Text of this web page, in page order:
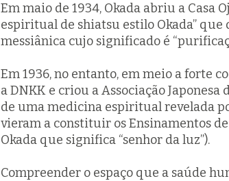
Em maio de 1934, Okada abriu a Casa
espiritual de shiatsu estilo Okada”
messiânica cujo significado é
Em 1936, no entanto, em meio a forte
a DNKK e criou a Associação
de uma medicina espiritual revelada
vieram a constituir os Ensinamentos
Okada que significa “senhor da luz”).
Compreender o espaço que a saúde